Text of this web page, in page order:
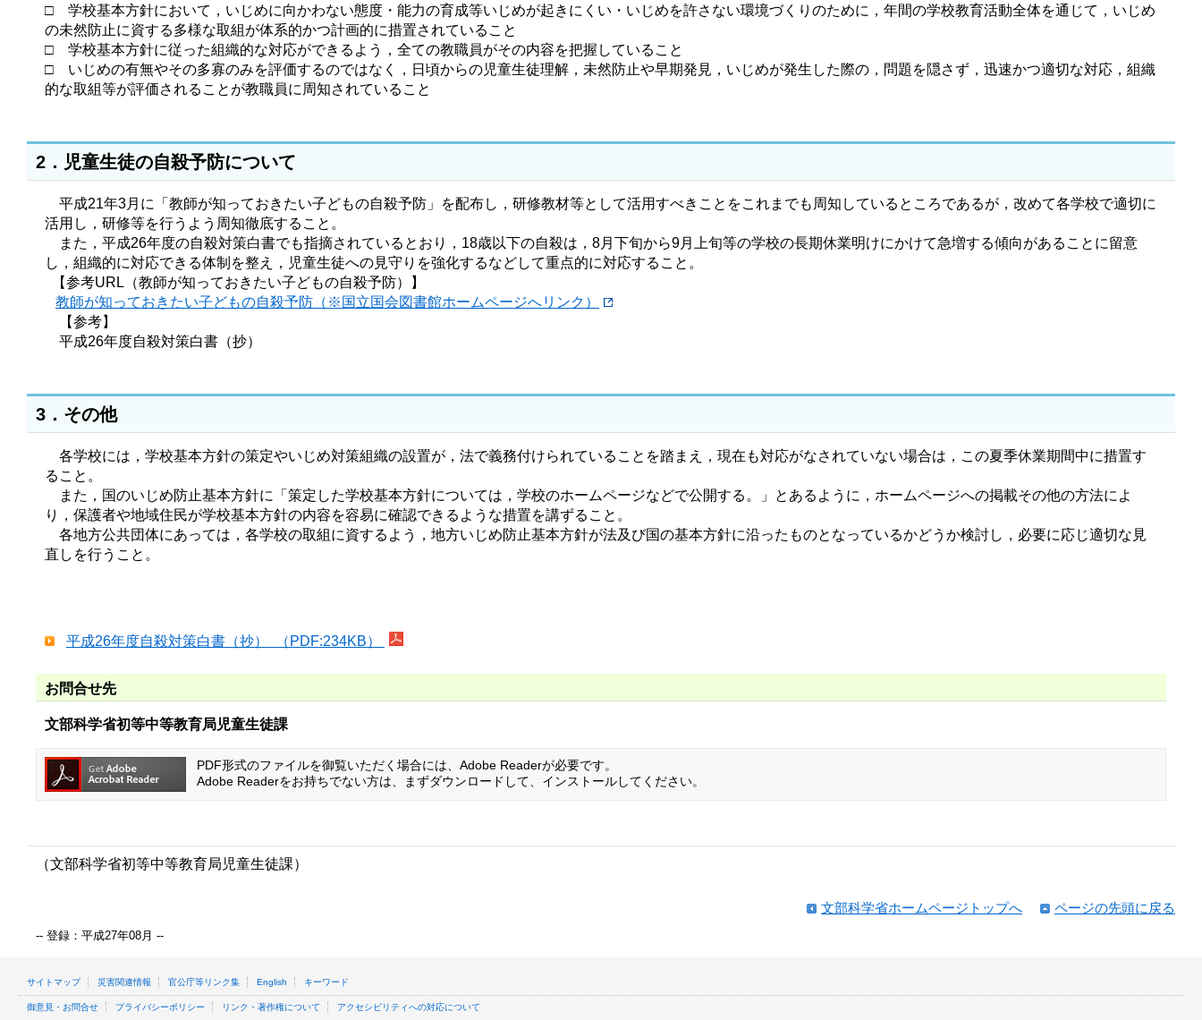
□ 学校基本方針において，いじめに向かわない態度・能力の育成等いじめが起きにくい・いじめを許さない環境づくりのために，年間の学校教育活動全体を通じて，いじめ
の未然防止に資する多様な取組が体系的かつ計画的に措置されていること
□ 学校基本方針に従った組織的な対応ができるよう，全ての教職員がその内容を把握していること
□ いじめの有無やその多寡のみを評価するのではなく，日頃からの児童生徒理解，未然防止や早期発見，いじめが発生した際の，問題を隠さず，迅速かつ適切な対応，組織
的な取組等が評価されることが教職員に周知されていること
2．児童生徒の自殺予防について
平成21年3月に「教師が知っておきたい子どもの自殺予防」を配布し，研修教材等として活用すべきことをこれまでも周知しているところであるが，改めて各学校で適切に
活用し，研修等を行うよう周知徹底すること。
また，平成26年度の自殺対策白書でも指摘されているとおり，18歳以下の自殺は，8月下旬から9月上旬等の学校の長期休業明けにかけて急増する傾向があることに留意
し，組織的に対応できる体制を整え，児童生徒への見守りを強化するなどして重点的に対応すること。
【参考URL（教師が知っておきたい子どもの自殺予防）】
教師が知っておきたい子どもの自殺予防（※国立国会図書館ホームページへリンク）
【参考】
平成26年度自殺対策白書（抄）
3．その他
各学校には，学校基本方針の策定やいじめ対策組織の設置が，法で義務付けられていることを踏まえ，現在も対応がなされていない場合は，この夏季休業期間中に措置す
ること。
また，国のいじめ防止基本方針に「策定した学校基本方針については，学校のホームページなどで公開する。」とあるように，ホームページへの掲載その他の方法によ
り，保護者や地域住民が学校基本方針の内容を容易に確認できるような措置を講ずること。
各地方公共団体にあっては，各学校の取組に資するよう，地方いじめ防止基本方針が法及び国の基本方針に沿ったものとなっているかどうか検討し，必要に応じ適切な見
直しを行うこと。
平成26年度自殺対策白書（抄） （PDF:234KB）
お問合せ先
文部科学省初等中等教育局児童生徒課
PDF形式のファイルを御覧いただく場合には、Adobe Readerが必要です。
Adobe Readerをお持ちでない方は、まずダウンロードして、インストールしてください。
（文部科学省初等中等教育局児童生徒課）
ページの先頭に戻る
文部科学省ホームページトップへ
-- 登録：平成27年08月 --
サイトマップ 災害関連情報 官公庁等リンク集 English キーワード
御意見・お問合せ プライバシーポリシー リンク・著作権について アクセシビリティへの対応について